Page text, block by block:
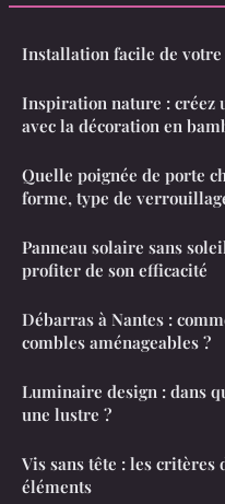
Installation facile de
Inspiration nature : créez
avec la décoration en
Quelle poignée de porte
forme, type de
Panneau solaire sans
profiter de son efficacité
Débarras à Nantes :
combles aménageables ?
Luminaire design : dans
une lustre ?
Vis sans tête : les critères
éléments